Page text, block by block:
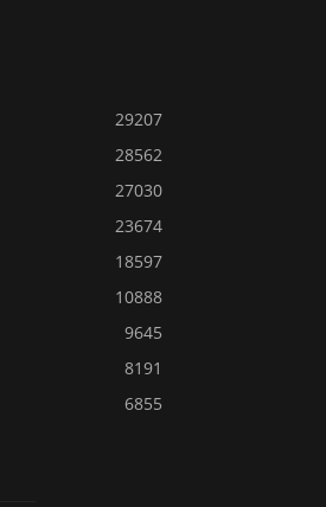
29207
28562
27030
23674
18597
10888
9645
8191
6855